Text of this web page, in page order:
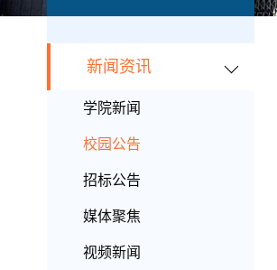
新闻资讯
学院新闻
校园公告
招标公告
媒体聚焦
视频新闻